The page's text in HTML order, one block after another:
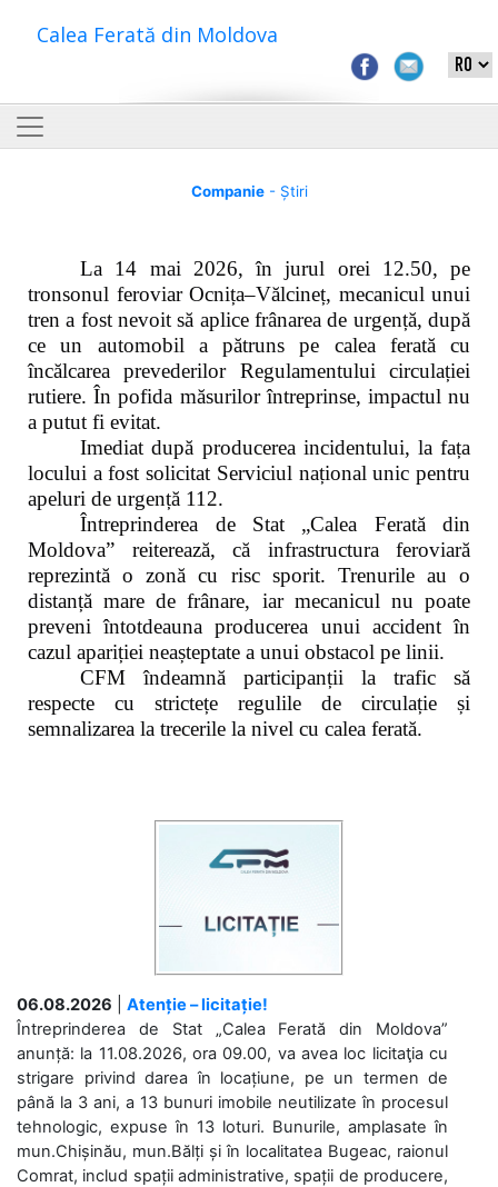
Calea Ferată din Moldova
Companie- Știri
La 14 mai 2026, în jurul orei 12.50, pe
tronsonul feroviar Ocnița–Vălcineț, mecanicul unui
tren a fost nevoit să aplice frânarea de urgență, după
ce un automobil a pătruns pe calea ferată cu
încălcarea prevederilor Regulamentului circulației
rutiere. În pofida măsurilor întreprinse, impactul nu
a putut fi evitat.
Imediat după producerea incidentului, la fața
locului a fost solicitat Serviciul național unic pentru
apeluri de urgență 112.
Întreprinderea de Stat „Calea Ferată din
Moldova” reiterează, că infrastructura feroviară
reprezintă o zonă cu risc sporit. Trenurile au o
distanță mare de frânare, iar mecanicul nu poate
preveni întotdeauna producerea unui accident în
cazul apariției neașteptate a unui obstacol pe linii.
CFM îndeamnă participanții la trafic să
respecte cu strictețe regulile de circulație și
semnalizarea la trecerile la nivel cu calea ferată.
06.08.2026
Atenție – licitație!
Întreprinderea de Stat „Calea Ferată din Moldova”
anunță: la 11.08.2026, ora 09.00, va avea loc licitaţia cu
strigare privind darea în locațiune, pe un termen de
până la 3 ani, a 13 bunuri imobile neutilizate în procesul
tehnologic, expuse în 13 loturi. Bunurile, amplasate în
mun.Chișinău, mun.Bălți și în localitatea Bugeac, raionul
Comrat, includ spații administrative, spații de producere,